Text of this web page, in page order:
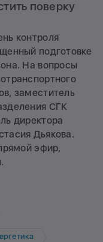
поверку
контроля
подготовке
На вопросы
заместитель
СГК
директора
Дьякова.
эфир,